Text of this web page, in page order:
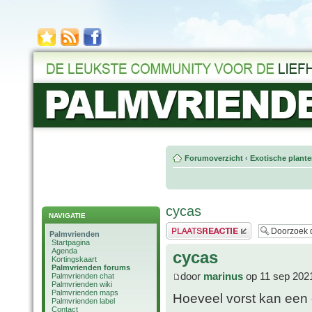
NAVIGATIE
Palmvrienden
Startpagina
Agenda
Kortingskaart
Palmvrienden forums
Palmvrienden chat
Palmvrienden wiki
Palmvrienden maps
Palmvrienden label
Contact
Forumoverzicht ‹ Exotische
cycas
Plaats een reactie
cycas
door marinus op 11 sep
Hoeveel vorst kan